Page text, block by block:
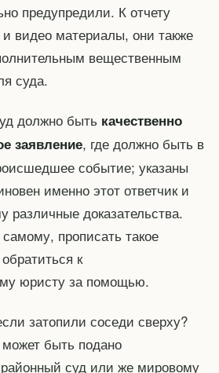
предупредили. К отчету
видео материалы, они также
вещественным
суда.
должно быть качественно
заявление, где должно быть в
событие; указаны
именно этот ответчик и
различные доказательства.
прописать такое
к
юристу за помощью.
затопили соседи сверху?
быть подано
районный суд или же мировому